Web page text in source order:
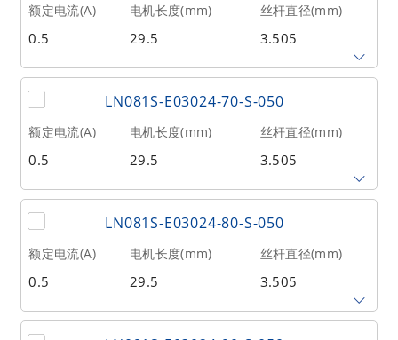
相数 转子惯量(g•cm²) 重量(kg)
2 1.6 0.04
额定电流(A) 电机长度(mm) 丝杆直径(mm)
0.5 29.5 3.505
丝杆导程(mm) 丝杆长度(mm) 额定推力(N
@300RPM)
相数 转子惯量(g•cm²) 重量(kg)
2 1.6 0.04
LN081S-E03024-70-S-050
额定电流(A) 电机长度(mm) 丝杆直径(mm)
0.5 29.5 3.505
丝杆导程(mm) 丝杆长度(mm) 额定推力(N
@300RPM)
相数 转子惯量(g•cm²) 重量(kg)
2 1.6 0.04
LN081S-E03024-80-S-050
额定电流(A) 电机长度(mm) 丝杆直径(mm)
0.5 29.5 3.505
丝杆导程(mm) 丝杆长度(mm) 额定推力(N
@300RPM)